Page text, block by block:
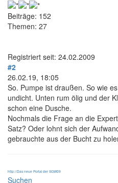
Beiträge: 152
Themen: 27
Registriert seit: 24.02.2009
#2
26.02.19, 18:05
So. Pumpe ist draußen. So wie
undicht. Unten rum ölig und der
schon eine Dusche.
Nochmals die Frage an die
Satz? Oder lohnt sich der
gebrauchte aus der Bucht zu
http://Das neue Portal der SGW09
Suchen